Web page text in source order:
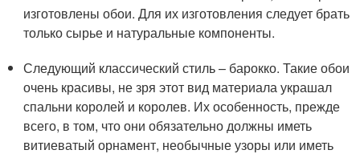
изготовлены обои. Для их изготовления следует брать
только сырье и натуральные компоненты.
Следующий классический стиль – барокко. Такие обои
очень красивы, не зря этот вид материала украшал
спальни королей и королев. Их особенность, прежде
всего, в том, что они обязательно должны иметь
витиеватый орнамент, необычные узоры или иметь